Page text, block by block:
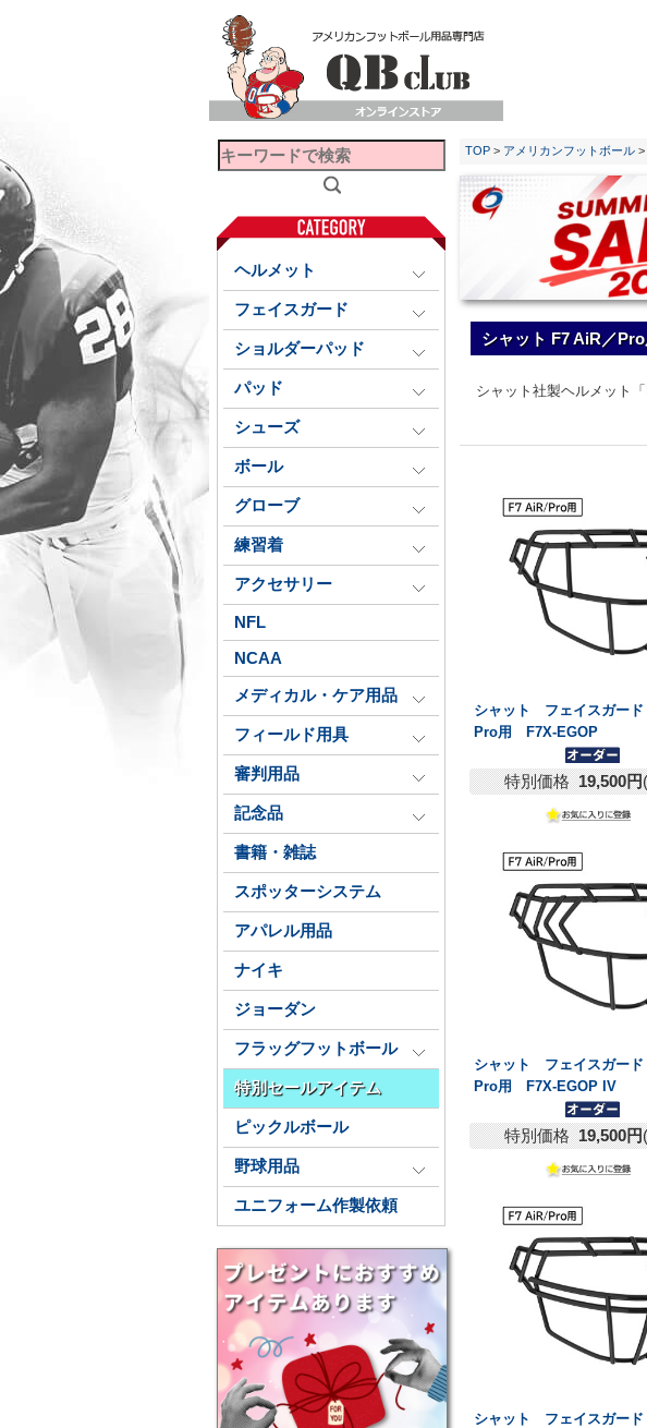
ヘルメット
フェイスガード
ショルダーパッド
パッド
シューズ
ボール
グローブ
練習着
アクセサリー
NFL
NCAA
メディカル・ケア用品
フィールド用具
審判用品
記念品
書籍・雑誌
スポッターシステム
アパレル用品
ナイキ
ジョーダン
フラッグフットボール
特別セールアイテム
ピックルボール
野球用品
ユニフォーム作製依頼
TOP > アメリカンフットボール >
シャット F7 AiR／Pro
シャット社製ヘルメット
シャット フェイスガー
Pro用 F7X-EGOP
特別価格 19,500円
シャット フェイスガー
Pro用 F7X-EGOP IV
特別価格 19,500円
シャット フェイスガー